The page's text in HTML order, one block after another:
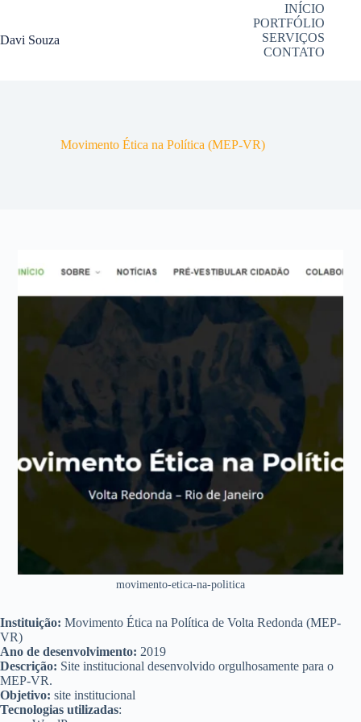
o
Davi Souza
INÍCIO
PORTFÓLIO
SERVIÇOS
CONTATO
Movimento Ética na Política (MEP-VR)
movimento-etica-na-politica
Instituição: Movimento Ética na Política de Volta Redonda (MEP-
VR)
Ano de desenvolvimento: 2019
Descrição: Site institucional desenvolvido orgulhosamente para o
MEP-VR.
Objetivo: site institucional
Tecnologias utilizadas: